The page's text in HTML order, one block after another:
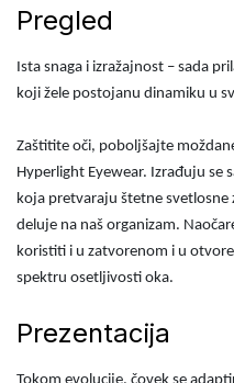
Pregled
Ista snaga i izražajnost – sada
koji žele postojanu dinamiku u
Zaštitite oči, poboljšajte
Hyperlight Eyewear. Izrađuju se
koja pretvaraju štetne
deluje na naš organizam.
koristiti i u zatvorenom i u
spektru osetljivosti oka.
Prezentacija